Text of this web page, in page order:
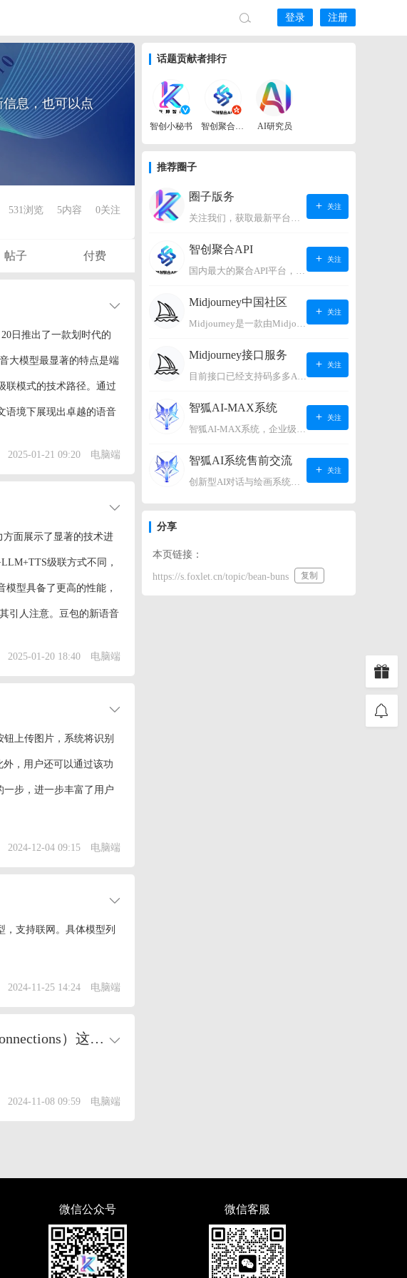
登录 注册
话题贡献者排行
智创小秘书 智创聚合API AI研究员
推荐圈子
圈子版务
关注我们，获取最新平台动态。
关注
智创聚合API
国内最大的聚合API平台，支持OpenAI、阿里、智谱、360、讯飞、百度等国内外大语言模型。https://s.lconai.com/
关注
Midjourney中国社区
Midjourney是一款由Midjourney有限公司开发的数字艺术工具软件，具有生成虚拟世界的强大能力，可根据用户输入的文字或语音在虚拟世界中生成对应场景，使用户能够探索和创造自己的数字艺术作品。
关注
Midjourney接口服务
目前接口已经支持码多多AI系统、小狐狸AI系统，如需其它接口请联系微信客服：lonconst
关注
智狐AI-MAX系统
智狐AI-MAX系统，企业级AI知识库，可以进行AI对话、AI应用，拥有强大的第三方对接能力。适用企业智能客服、企业智能文档、专家顾问助理等多种企业级商业场景，具有较大的商业使用价值。 如需购买请联系客服微信：lonconst
关注
智狐AI系统售前交流
创新型AI对话与绘画系统（非官方） 如需购买请联系微信客服：lonconst
关注
分享
本页链接：
https://s.foxlet.cn/topic/bean-buns 复制
息，也可以点
531浏览 5内容 0关注
帖子 付费
日推出了一款划时代的
大模型最显著的特点是端
联模式的技术路径。通过
语境下展现出卓越的语音
2025-01-21 09:20 电脑端
面展示了显著的技术进
级联方式不同，
型具备了更高的性能，
引人注意。豆包的新语音
2025-01-20 18:40 电脑端
上传图片，系统将识别
，用户还可以通过该功
步，进一步丰富了用户
2024-12-04 09:15 电脑端
，支持联网。具体模型列
2024-11-25 14:24 电脑端
字节跳动豆包大模型团队展现强大创新能力，提出超连接（Hyper – Connections）这一残差连接替代方案。
2024-11-08 09:59 电脑端
微信公众号 微信客服